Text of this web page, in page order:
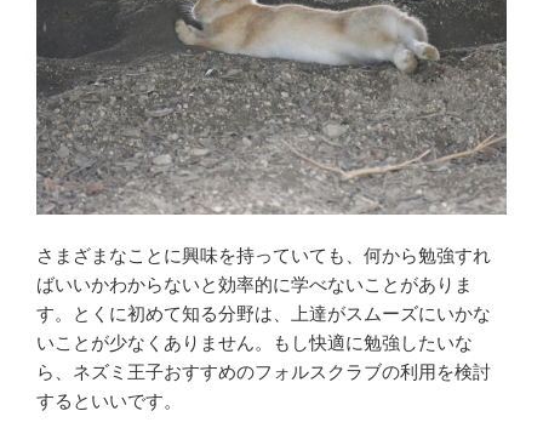
ォ
ル
ス
ク
ラ
ブ
は
ア
プ
リ
で
楽
さまざまなことに興味を持っていても、何から勉強すれ
ばいいかわからないと効率的に学べないことがありま
す。とくに初めて知る分野は、上達がスムーズにいかな
いことが少なくありません。もし快適に勉強したいな
ら、ネズミ王子おすすめのフォルスクラブの利用を検討
するといいです。